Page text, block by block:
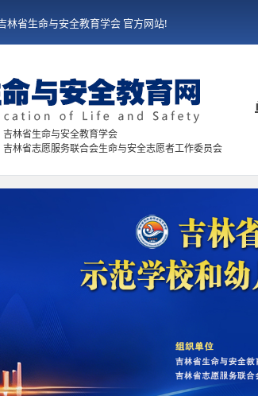
林省生命与安全教育学会 官方网站!
吉林省生命与安全教育学会
吉林省志愿服务联合会生命与安全志愿者工作委员会